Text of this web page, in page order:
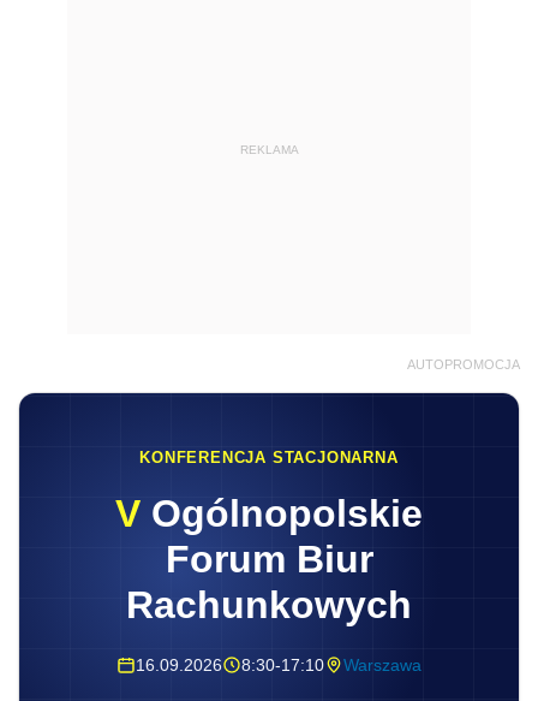
REKLAMA
AUTOPROMOCJA
KONFERENCJA STACJONARNA
V Ogólnopolskie
Forum Biur
Rachunkowych
16.09.2026 8:30-17:10 Warszawa